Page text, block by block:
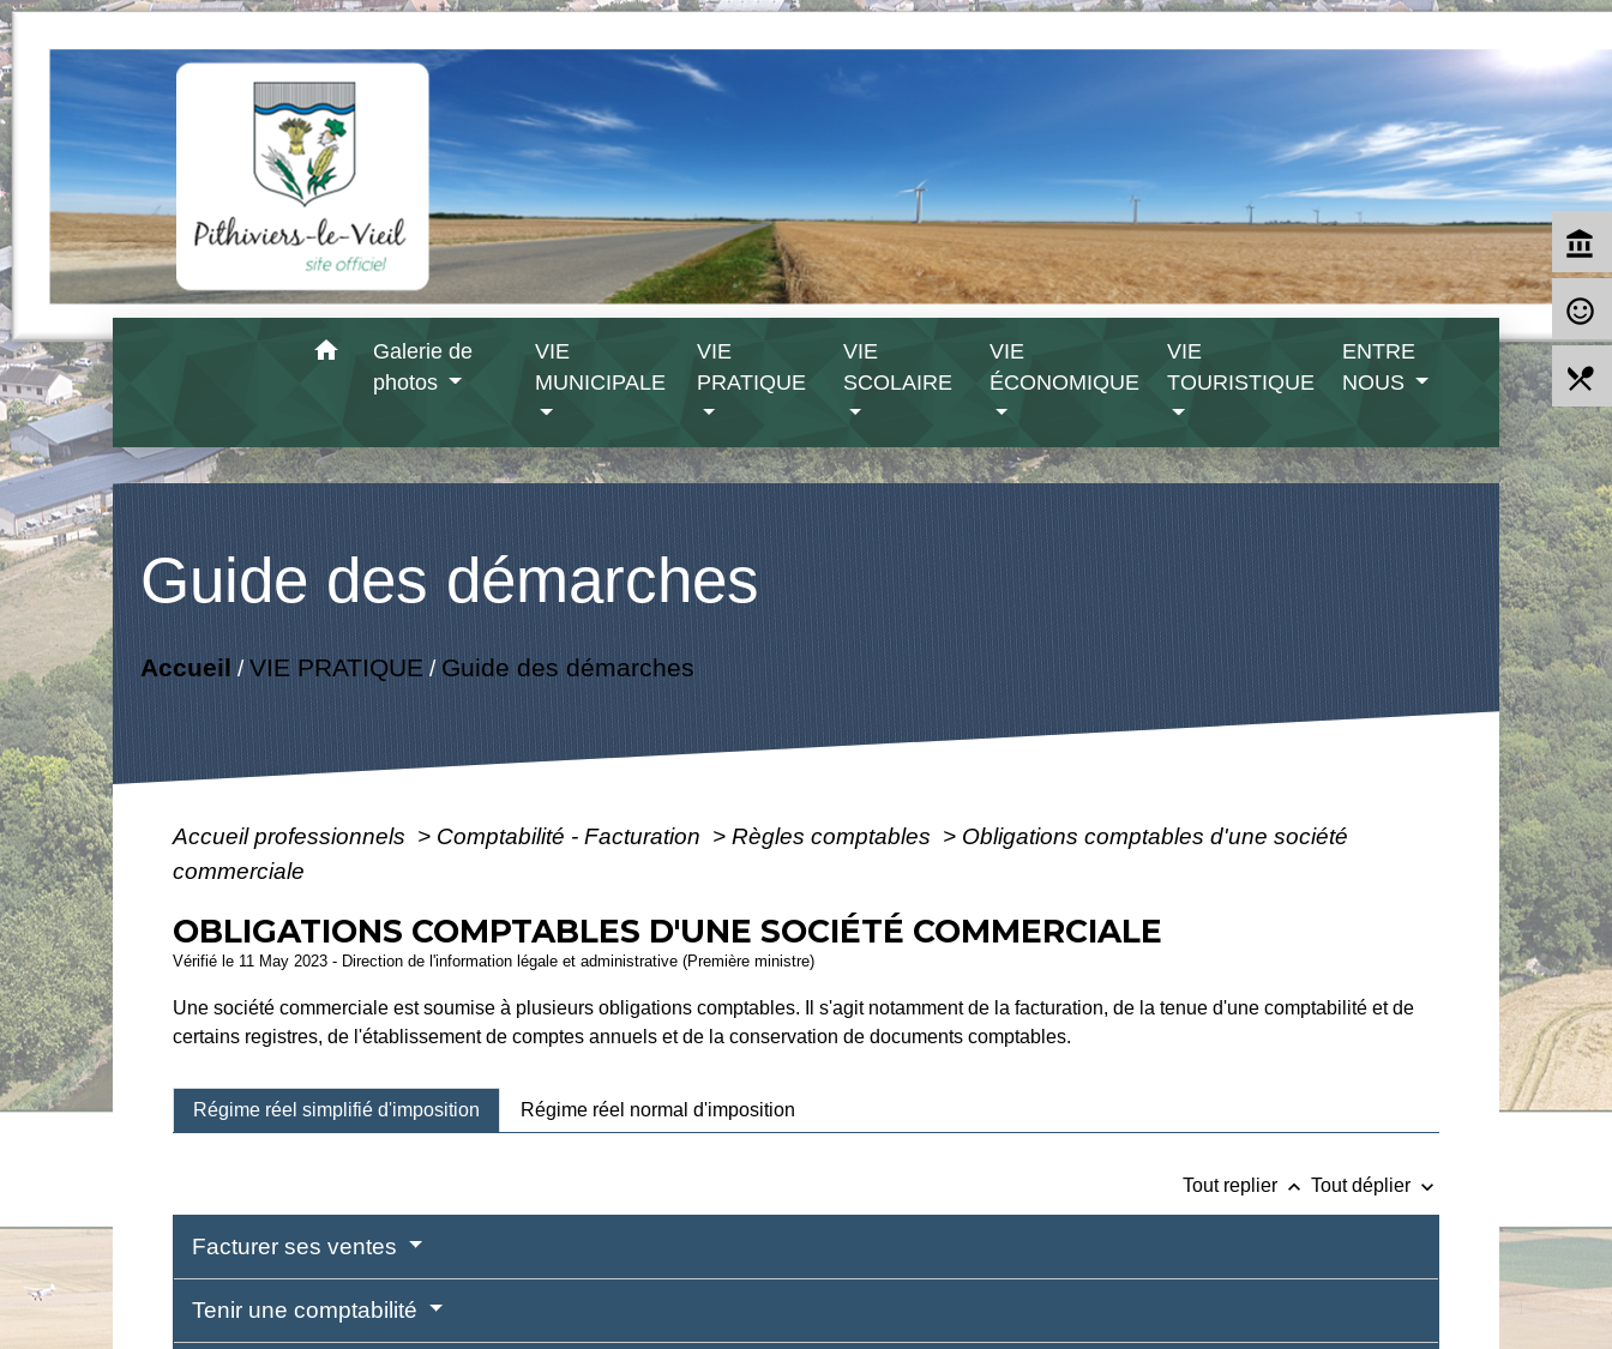
home
Galerie de
photos
VIE
MUNICIPALE
VIE
PRATIQUE
VIE
SCOLAIRE
VIE
ÉCONOMIQUE
VIE
TOURISTIQUE
ENTRE
NOUS
Guide des démarches
Accueil /VIE PRATIQUE/ Guide des démarches
Accueil professionnels > Comptabilité - Facturation > Règles comptables > Obligations comptables d'une société
commerciale
OBLIGATIONS COMPTABLES D'UNE SOCIÉTÉ COMMERCIALE
Vérifié le 11 May 2023 - Direction de l'information légale et administrative (Première ministre)
Une société commerciale est soumise à plusieurs obligations comptables. Il s'agit notamment de la facturation, de la tenue d'une comptabilité et de
certains registres, de l'établissement de comptes annuels et de la conservation de documents comptables.
Régime réel simplifié d'imposition Régime réel normal d'imposition
Tout replier keyboard_arrow_up Tout déplier keyboard_arrow_down
Facturer ses ventes
Tenir une comptabilité
account_balance
sentiment_satisfied_alt
local_dining